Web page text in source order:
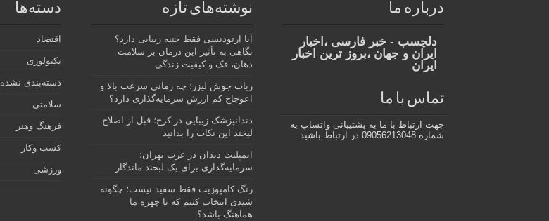
درباره ما
دلچسب - خبر فارسی ،اخبار
ایران و جهان ،بروز ترین اخبار
ایران
تماس با ما
جهت ارتباط با ما به پشتیبانی واتساپ به
شماره 09056213048 در ارتباط باشید
نوشته‌های تازه
آیا ارتودنسی فقط جنبه زیبایی دارد؟
نگاهی به تأثیر این درمان بر سلامت
دهان، فک و کیفیت زندگی
ربات جوش لیزر؛ چه زمانی سرعت بالا و
اعوجاج کم ارزش سرمایه‌گذاری دارد؟
دندانپزشک زیبایی در کرج؛ قبل از اصلاح
لبخند این نکات را بدانید
ایمپلنت دندان در غرب تهران؛
سرمایه‌گذاری برای یک لبخند ماندگار
رنگ کامپوزیت فقط سفید نیست؛ چگونه
شیدی انتخاب کنیم که با چهره ما
هماهنگ باشد؟
دسته‌ها
اقتصاد
تکنولوژی
دسته‌بندی نشده
سلامتی
فرهنگ وهنر
کسب وکار
ورزشی